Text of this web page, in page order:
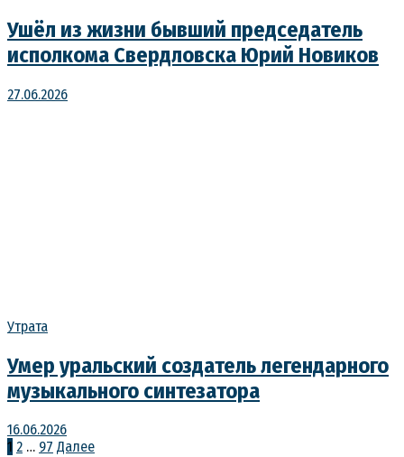
Ушёл из жизни бывший председатель
исполкома Свердловска Юрий Новиков
27.06.2026
Утрата
Умер уральский создатель легендарного
музыкального синтезатора
16.06.2026
Пагинация
1 2 … 97 Далее